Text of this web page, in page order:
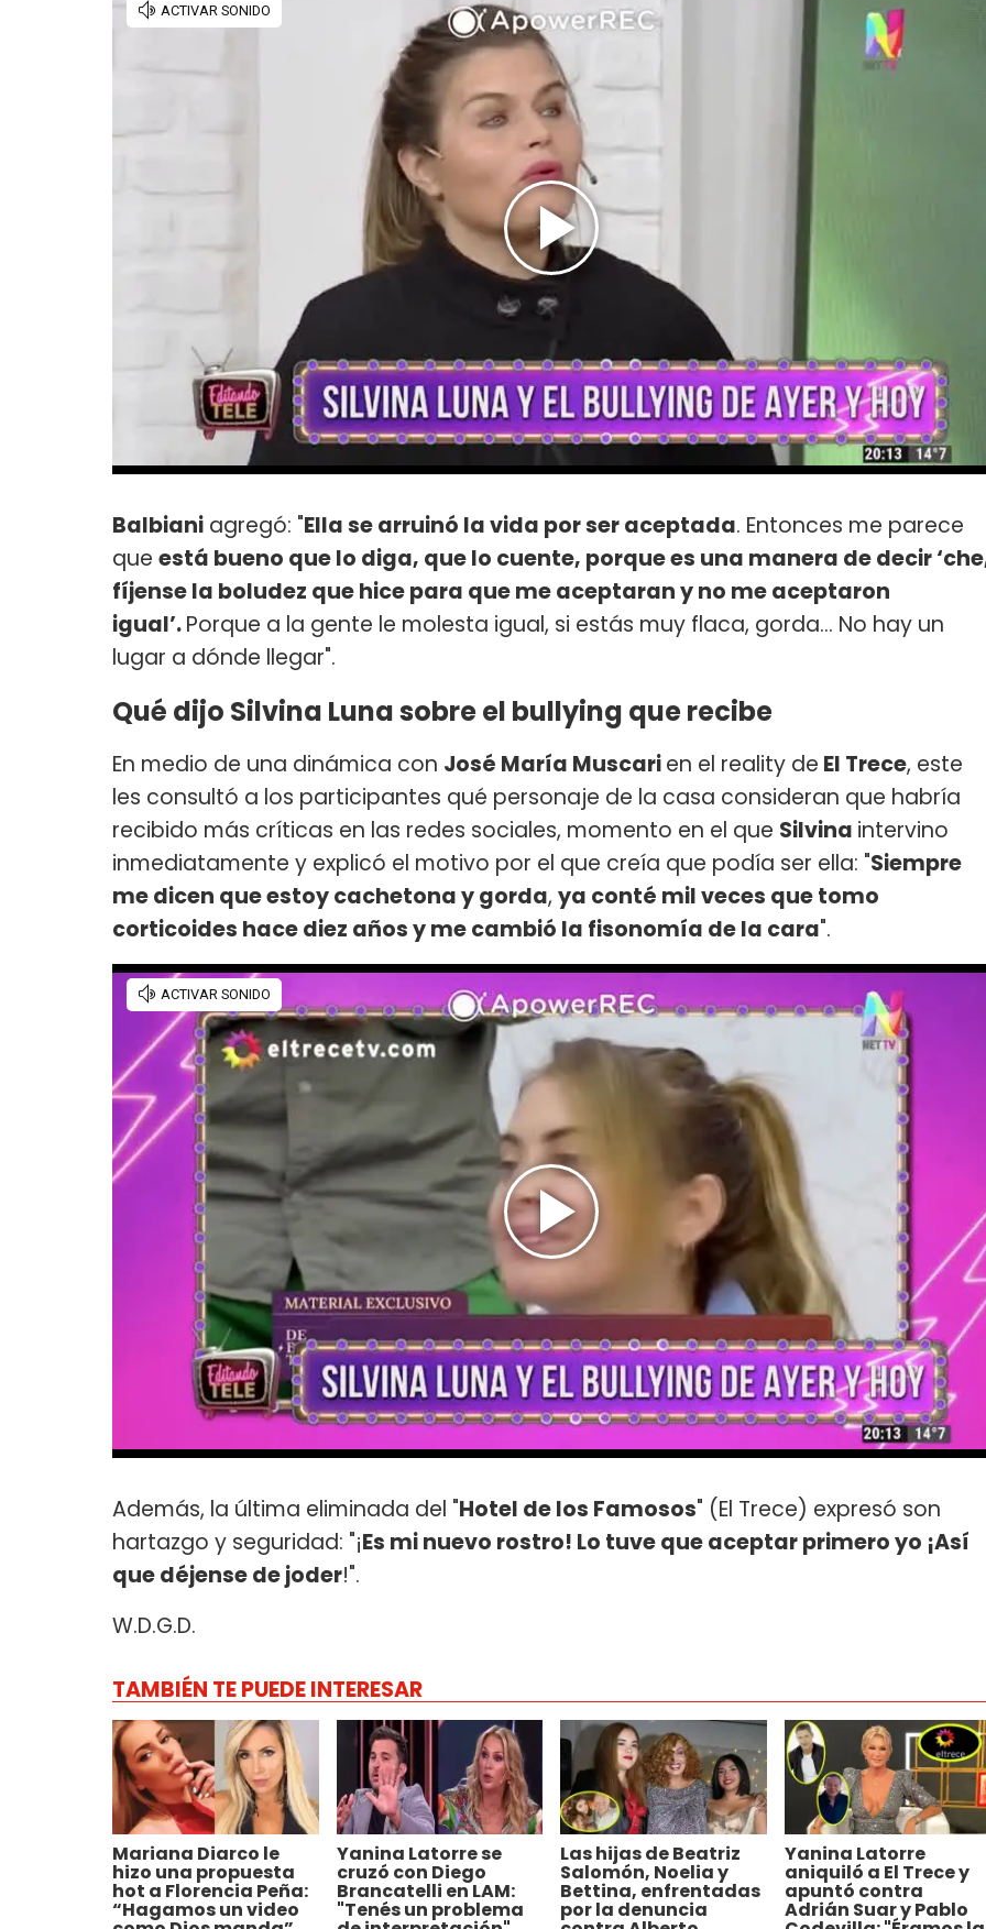
Balbiani agregó: "Ella se arruinó la vida por ser aceptada. Entonces me parece
que está bueno que lo diga, que lo cuente, porque es una manera de decir
fíjense la boludez que hice para que me aceptaran y no me aceptaron
igual’.Porque a la gente le molesta igual, si estás muy flaca, gorda… No hay un
lugar a dónde llegar".
Qué dijo Silvina Luna sobre el bullying que recibe
En medio de una dinámica con José María Muscarien el reality de El Trece, este
les consultó a los participantes qué personaje de la casa consideran que habría
recibido más críticas en las redes sociales, momento en el que Silvina intervino
inmediatamente y explicó el motivo por el que creía que podía ser ella: "Siempre
me dicen que estoy cachetona y gorda, ya conté mil veces que tomo
corticoides hace diez años y me cambió la fisonomía de la cara".
Además, la última eliminada del "Hotel de los Famosos" (El Trece) expresó son
hartazgo y seguridad: "¡Es mi nuevo rostro! Lo tuve que aceptar primero yo ¡Así
que déjense de joder!".
W.D.G.D.
TAMBIÉN TE PUEDE INTERESAR
Mariana Diarco le
hizo una propuesta
hot a Florencia Peña:
“Hagamos un video
Yanina Latorre se
cruzó con Diego
Brancatelli en LAM:
"Tenés un problema
Las hijas de Beatriz
Salomón, Noelia y
Bettina, enfrentadas
por la denuncia
Yanina Latorre
aniquiló a El Trece y
apuntó contra
Adrián Suar y Pablo